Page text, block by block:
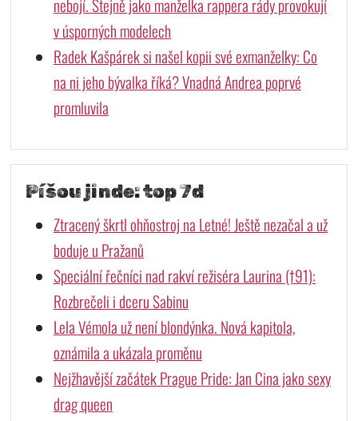
nebojí. Stejně jako manželka rappera rády provokují
v úsporných modelech
Radek Kašpárek si našel kopii své exmanželky: Co
na ni jeho bývalka říká? Vnadná Andrea poprvé
promluvila
Píšou jinde: top 7d
Ztracený škrtl ohňostroj na Letné! Ještě nezačal a už
boduje u Pražanů
Speciální řečníci nad rakví režiséra Laurina (†91):
Rozbrečeli i dceru Sabinu
Lela Vémola už není blondýnka. Nová kapitola,
oznámila a ukázala proměnu
Nejžhavější začátek Prague Pride: Jan Cina jako sexy
drag queen